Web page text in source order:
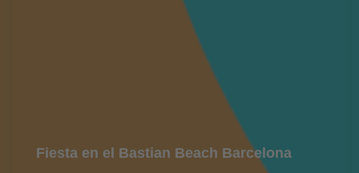
Fiesta en el Bastian Beach Barcelona